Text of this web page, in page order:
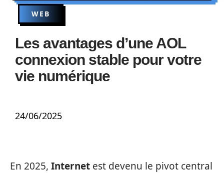
WEB
Les avantages d’une AOL
connexion stable pour votre
vie numérique
24/06/2025
En 2025, Internet est devenu le pivot central